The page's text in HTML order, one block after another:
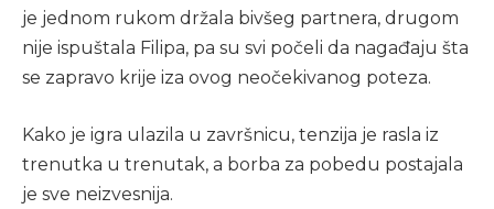
je jednom rukom držala bivšeg partnera, drugom
nije ispuštala Filipa, pa su svi počeli da nagađaju šta
se zapravo krije iza ovog neočekivanog poteza.
Kako je igra ulazila u završnicu, tenzija je rasla iz
trenutka u trenutak, a borba za pobedu postajala
je sve neizvesnija.